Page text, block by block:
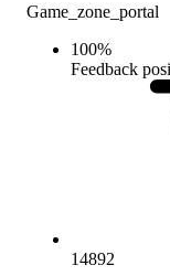
Game_zone_portal
100%
Feedback
14892